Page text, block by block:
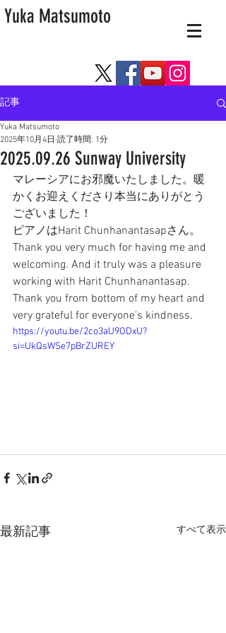
Yuka Matsumoto
記事
2025.09.26 Sunway University
Yuka Matsumoto
2025年10月4日 読了時間: 1分
マレーシアにお邪魔いたしました。暖
かくお迎えくださり本当にありがとう
ございました！
ピアノはHarit Chunhanantasapさん。
Thank you very much for having me and
welcoming. And it truly was a pleasure
working with Harit Chunhanantasap.
Thank you from bottom of my heart and
very grateful for everyone's kindness.
https://youtu.be/2co3aU9ODxU?
si=UkQsWSe7pBrZUREY
最新記事 すべて表示